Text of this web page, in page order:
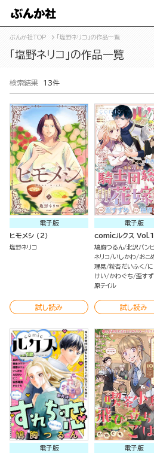
ぶんか社TOP 「塩野ネリコ」の作品一覧
「塩野ネリコ」の作品一覧
検索結果 13件
電子版
ヒモメシ （2）
塩野ネリコ
試し読み
電子版
comicルクス
鳩胸つるん 北沢バン
ネリコ
いしかわ おこ
理晃 粒杏だいふく に
けい
かわぐち 盃す
原テイル
試し読み
電子版
電子版